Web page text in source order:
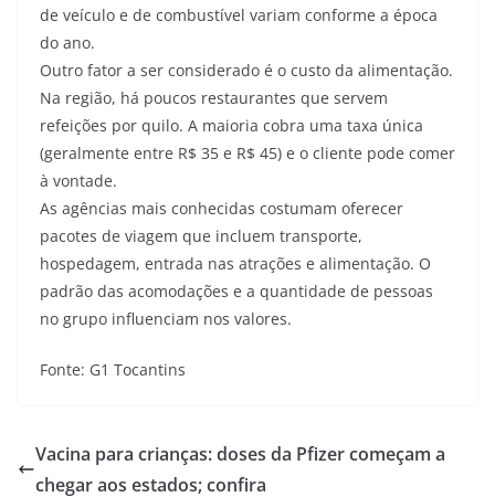
de veículo e de combustível variam conforme a época
do ano.
Outro fator a ser considerado é o custo da alimentação.
Na região, há poucos restaurantes que servem
refeições por quilo. A maioria cobra uma taxa única
(geralmente entre R$ 35 e R$ 45) e o cliente pode comer
à vontade.
As agências mais conhecidas costumam oferecer
pacotes de viagem que incluem transporte,
hospedagem, entrada nas atrações e alimentação. O
padrão das acomodações e a quantidade de pessoas
no grupo influenciam nos valores.
Fonte: G1 Tocantins
Vacina para crianças: doses da Pfizer começam a
chegar aos estados; confira